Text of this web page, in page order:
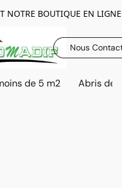
NOTRE BOUTIQUE EN LIGNE
Nous
de 5 m2 Abris de